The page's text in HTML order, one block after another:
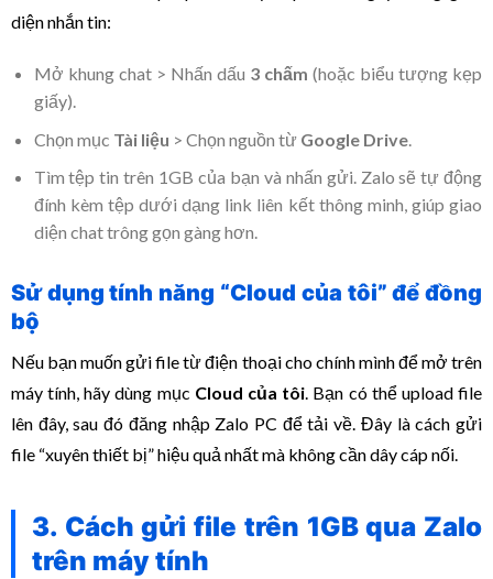
diện nhắn tin:
Mở khung chat > Nhấn dấu 3 chấm (hoặc biểu tượng kẹp
giấy).
Chọn mục Tài liệu > Chọn nguồn từ Google Drive.
Tìm tệp tin trên 1GB của bạn và nhấn gửi. Zalo sẽ tự động
đính kèm tệp dưới dạng link liên kết thông minh, giúp giao
diện chat trông gọn gàng hơn.
Sử dụng tính năng “Cloud của tôi” để đồng
bộ
Nếu bạn muốn gửi file từ điện thoại cho chính mình để mở trên
máy tính, hãy dùng mục Cloud của tôi. Bạn có thể upload file
lên đây, sau đó đăng nhập Zalo PC để tải về. Đây là cách gửi
file “xuyên thiết bị” hiệu quả nhất mà không cần dây cáp nối.
3. Cách gửi file trên 1GB qua Zalo
trên máy tính